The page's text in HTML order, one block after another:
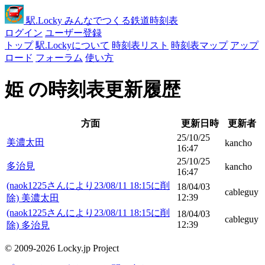
駅.Locky みんなでつくる鉄道時刻表
ログイン ユーザー登録
トップ 駅.Lockyについて 時刻表リスト 時刻表マップ アップ
ロード フォーラム 使い方
姫 の時刻表更新履歴
方面 更新日時
更新者
美濃太田
25/10/25
16:47
kancho
多治見
25/10/25
16:47
kancho
(naok1225さんにより23/08/11 18:15に削
除) 美濃太田
18/04/03
12:39
cableguy
(naok1225さんにより23/08/11 18:15に削
除) 多治見
18/04/03
12:39
cableguy
© 2009-2026 Locky.jp Project